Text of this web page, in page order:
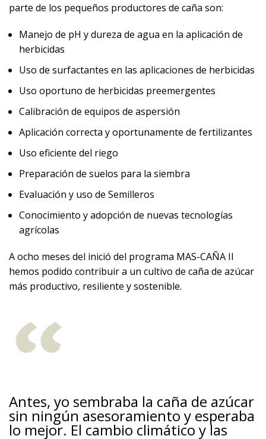
parte de los pequeños productores de caña son:
Manejo de pH y dureza de agua en la aplicación de
herbicidas
Uso de surfactantes en las aplicaciones de herbicidas
Uso oportuno de herbicidas preemergentes
Calibración de equipos de aspersión
Aplicación correcta y oportunamente de fertilizantes
Uso eficiente del riego
Preparación de suelos para la siembra
Evaluación y uso de Semilleros
Conocimiento y adopción de nuevas tecnologías
agrícolas
A ocho meses del inició del programa MAS-CAÑA II
hemos podido contribuir a un cultivo de caña de azúcar
más productivo, resiliente y sostenible.
Antes, yo sembraba la caña de azúcar
sin ningún asesoramiento y esperaba
lo mejor. El cambio climático y las